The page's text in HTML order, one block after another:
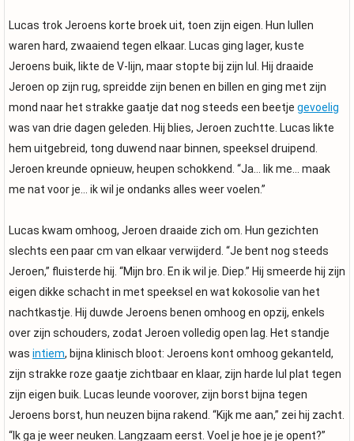
Lucas trok Jeroens korte broek uit, toen zijn eigen. Hun lullen
waren hard, zwaaiend tegen elkaar. Lucas ging lager, kuste
Jeroens buik, likte de V-lijn, maar stopte bij zijn lul. Hij draaide
Jeroen op zijn rug, spreidde zijn benen en billen en ging met zijn
mond naar het strakke gaatje dat nog steeds een beetje gevoelig
was van drie dagen geleden. Hij blies, Jeroen zuchtte. Lucas likte
hem uitgebreid, tong duwend naar binnen, speeksel druipend.
Jeroen kreunde opnieuw, heupen schokkend. “Ja… lik me… maak
me nat voor je… ik wil je ondanks alles weer voelen.”
Lucas kwam omhoog, Jeroen draaide zich om. Hun gezichten
slechts een paar cm van elkaar verwijderd. “Je bent nog steeds
Jeroen,” fluisterde hij. “Mijn bro. En ik wil je. Diep.” Hij smeerde hij zijn
eigen dikke schacht in met speeksel en wat kokosolie van het
nachtkastje. Hij duwde Jeroens benen omhoog en opzij, enkels
over zijn schouders, zodat Jeroen volledig open lag. Het standje
was intiem, bijna klinisch bloot: Jeroens kont omhoog gekanteld,
zijn strakke roze gaatje zichtbaar en klaar, zijn harde lul plat tegen
zijn eigen buik. Lucas leunde voorover, zijn borst bijna tegen
Jeroens borst, hun neuzen bijna rakend. “Kijk me aan,” zei hij zacht.
“Ik ga je weer neuken. Langzaam eerst. Voel je hoe je je opent?”